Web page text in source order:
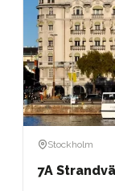
Stockholm
7A